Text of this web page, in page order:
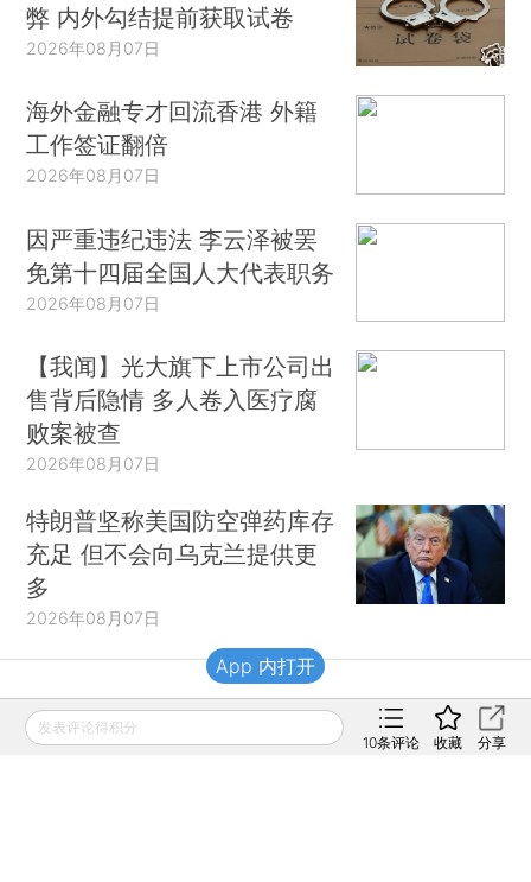
弊 内外勾结提前获取试卷
2026年08月07日
海外金融专才回流香港 外籍
工作签证翻倍
2026年08月07日
因严重违纪违法 李云泽被罢
免第十四届全国人大代表职务
2026年08月07日
【我闻】光大旗下上市公司出
售背后隐情 多人卷入医疗腐
败案被查
2026年08月07日
特朗普坚称美国防空弹药库存
充足 但不会向乌克兰提供更
多
2026年08月07日
财新移动
发表评论得积分
10条评论 收藏 分享
App 内打开